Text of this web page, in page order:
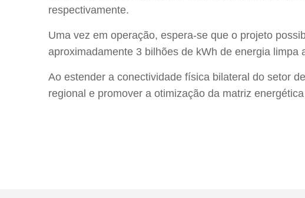
respectivamente.
Uma vez em operação, espera-se que o projeto
aproximadamente 3 bilhões de kWh de energia limpa
Ao estender a conectividade física bilateral do setor
regional e promover a otimização da matriz